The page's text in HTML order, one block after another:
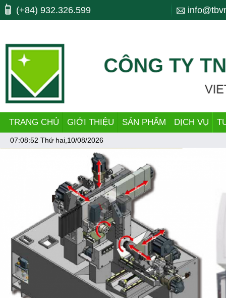
Máy công cụ, may cong cu, CNC, máy cnc, trung tam gia cong, ttgc,
bending, lò xo, nhiet luyen, quenching, tube making machine, dây
(+84) 932.326.599
TRANG CHỦ GIỚI THIỆU SẢN PHẨM DỊCH VỤ
07:08:52 Thứ hai,10/08/2026